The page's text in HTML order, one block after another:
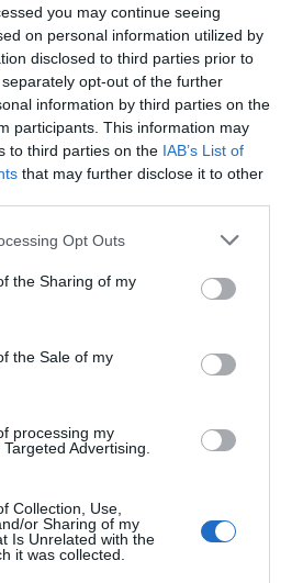
you may continue seeing
on personal information utilized by
disclosed to third parties prior to
opt-out of the further
information by third parties on the
participants. This information may
to third parties on the IAB’s List of
that may further disclose it to other
Opt Outs
the Sharing of my
the Sale of my
processing my
Advertising.
Collection, Use,
or Sharing of my
Is Unrelated with the
it was collected.